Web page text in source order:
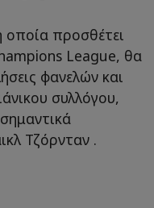
οποία προσθέτει
League, θα
φανελών και
συλλόγου,
Τζόρνταν .